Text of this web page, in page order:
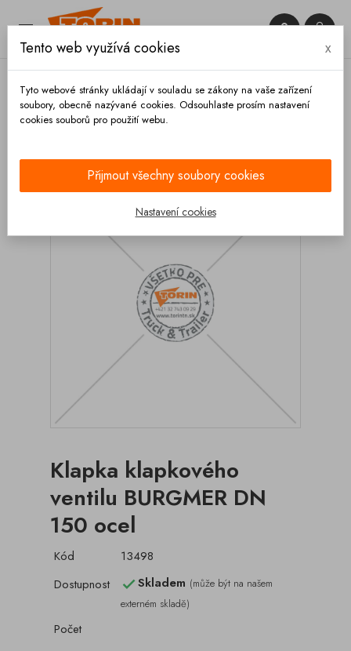
 

Klapka klapkového
ventilu BURGMER DN
150 ocel
Kód
13498
Dostupnost
Skladem (může být na našem
externém skladě)
Počet
Tento web využívá cookies x
Tyto webové stránky ukládají v souladu se zákony na vaše zařízení
soubory, obecně nazývané cookies. Odsouhlaste prosím nastavení
cookies souborů pro použití webu.
Přijmout všechny soubory cookies
Nastavení cookies